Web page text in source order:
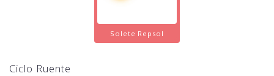
Solete Repsol
Ciclo Ruente